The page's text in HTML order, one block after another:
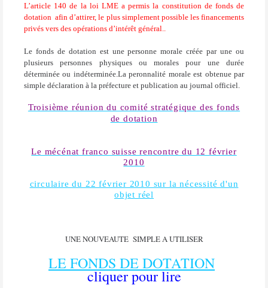
L’article 140 de la loi LME a permis la constitution de fonds de
dotation afin d’attirer, le plus simplement possible les financements
privés vers des opérations d’intérêt général..
Le fonds de dotation est une personne morale créée par une ou
plusieurs personnes physiques ou morales pour une durée
déterminée ou indéterminée.La peronnalité morale est obtenue par
simple déclaration à la préfecture et publication au journal officiel.
Troisième réunion du comité stratégique des fonds
de dotation
Le mécénat franco suisse rencontre du 12 février
2010
circulaire du 22 février 2010 sur la nécessité d'un
objet réel
UNE NOUVEAUTE SIMPLE A UTILISER
LE FONDS DE DOTATION
cliquer pour lire